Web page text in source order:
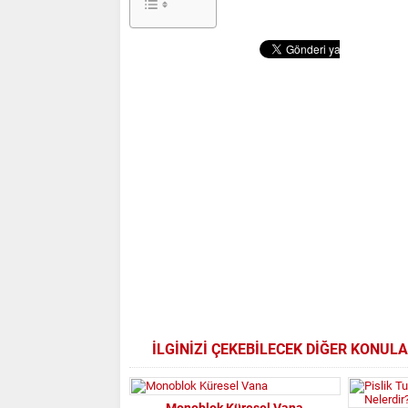
İLGİNİZİ ÇEKEBİLECEK DİĞER